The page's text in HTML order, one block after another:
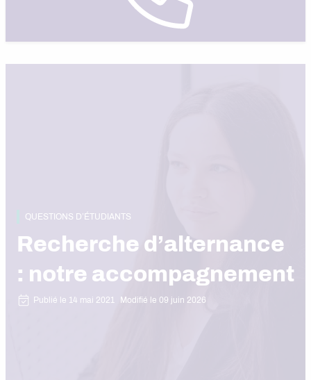
QUESTIONS D’ÉTUDIANTS
Recherche d’alternance
: notre accompagnement
Publié le 14 mai 2021 Modifié le 09 juin 2026